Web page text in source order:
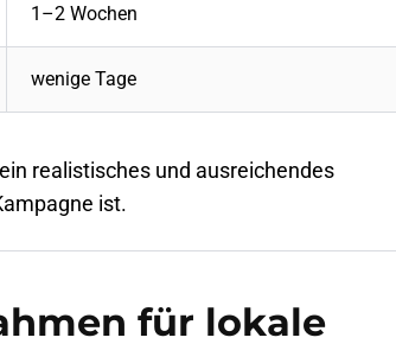
1–2 Wochen
wenige Tage
realistisches und ausreichendes
ist.
für lokale